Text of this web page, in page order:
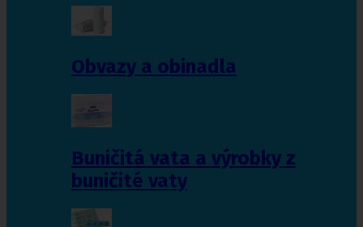
Obvazy a obinadla
Buničitá vata a výrobky z
buničité vaty